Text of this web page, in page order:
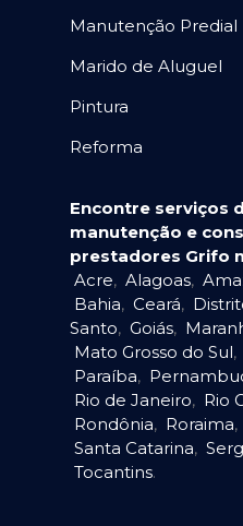
Manutenção Predial
Marido de Aluguel
Pintura
Reforma
Encontre serviços
manutenção e
prestadores Grifo
Acre, Alagoas,
Bahia, Ceará,
Santo, Goiás,
Mato Grosso do Sul,
Paraíba,
Rio de Janeiro, Rio
Rondônia, Roraima,
Santa Catarina,
Tocantins.